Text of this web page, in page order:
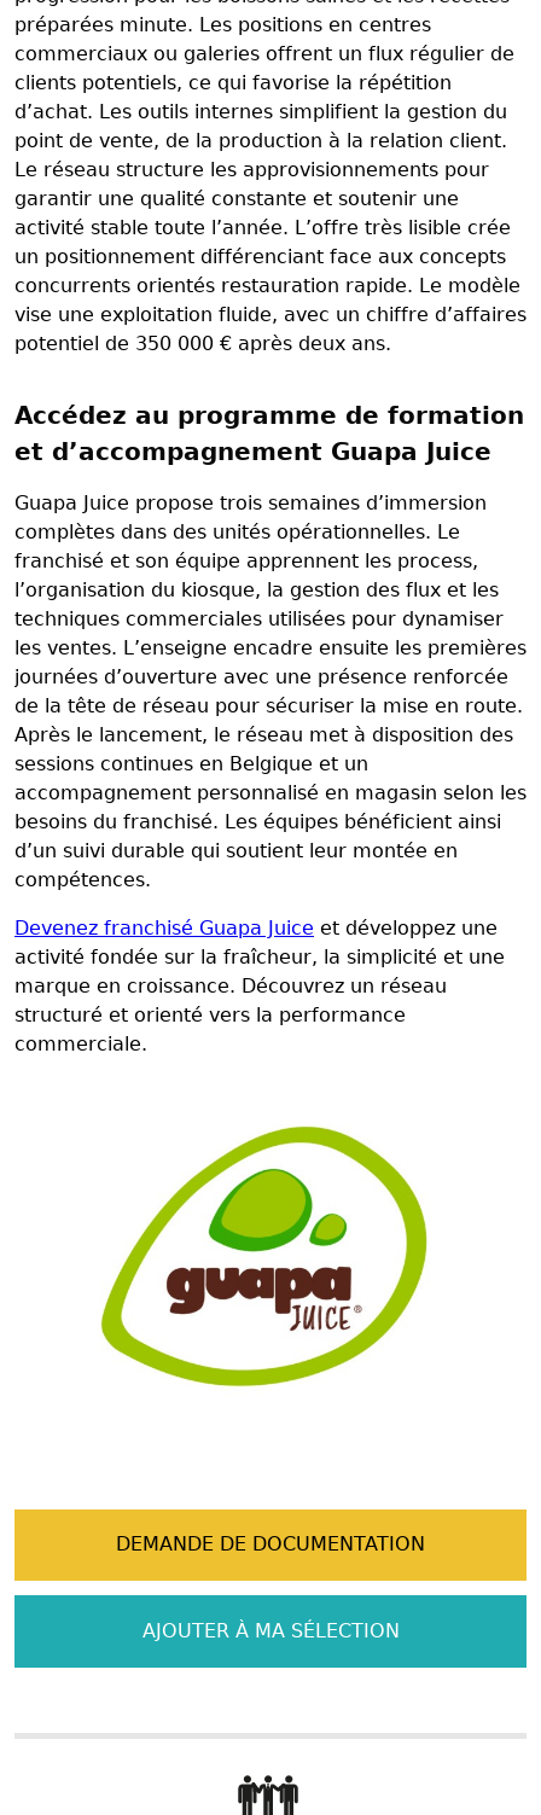
préparées minute. Les positions en centres
commerciaux ou galeries offrent un flux régulier de
clients potentiels, ce qui favorise la répétition
d’achat. Les outils internes simplifient la gestion du
point de vente, de la production à la relation client.
Le réseau structure les approvisionnements pour
garantir une qualité constante et soutenir une
activité stable toute l’année. L’offre très lisible crée
un positionnement différenciant face aux concepts
concurrents orientés restauration rapide. Le modèle
vise une exploitation fluide, avec un chiffre d’affaires
potentiel de 350 000 € après deux ans.
Accédez au programme de formation
et d’accompagnement Guapa Juice
Guapa Juice propose trois semaines d’immersion
complètes dans des unités opérationnelles. Le
franchisé et son équipe apprennent les process,
l’organisation du kiosque, la gestion des flux et les
techniques commerciales utilisées pour dynamiser
les ventes. L’enseigne encadre ensuite les premières
journées d’ouverture avec une présence renforcée
de la tête de réseau pour sécuriser la mise en route.
Après le lancement, le réseau met à disposition des
sessions continues en Belgique et un
accompagnement personnalisé en magasin selon les
besoins du franchisé. Les équipes bénéficient ainsi
d’un suivi durable qui soutient leur montée en
compétences.
Devenez franchisé Guapa Juice et développez une
activité fondée sur la fraîcheur, la simplicité et une
marque en croissance. Découvrez un réseau
structuré et orienté vers la performance
commerciale.
DEMANDE DE DOCUMENTATION
AJOUTER À MA SÉLECTION